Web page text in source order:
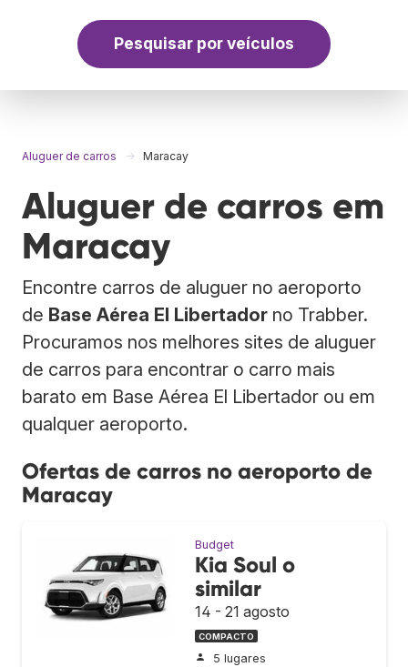
Pesquisar por veículos
Aluguer de carros Maracay
Aluguer de carros em
Maracay
Encontre carros de aluguer no aeroporto
de Base Aérea El Libertador no Trabber.
Procuramos nos melhores sites de aluguer
de carros para encontrar o carro mais
barato em Base Aérea El Libertador ou em
qualquer aeroporto.
Ofertas de carros no aeroporto de
Maracay
Budget
Kia Soul o
similar
14 - 21 agosto
COMPACTO
5 lugares